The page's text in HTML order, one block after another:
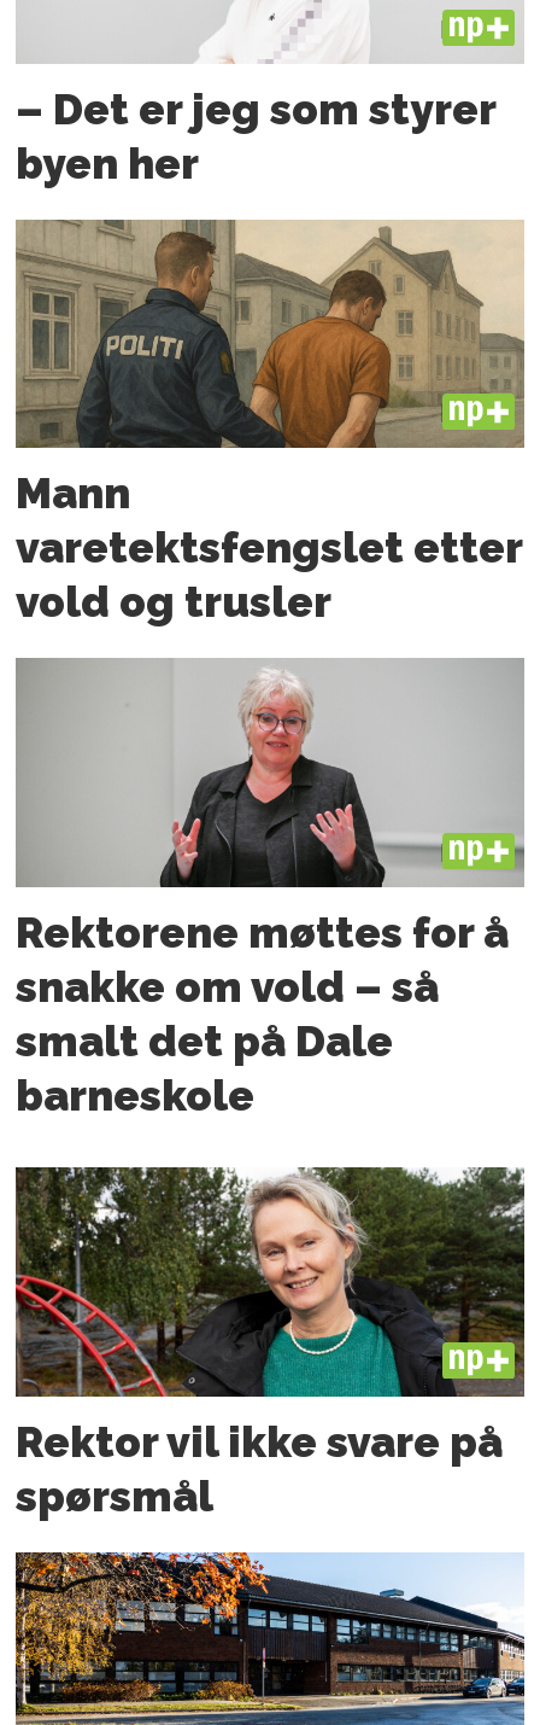
PLUS
– Det er jeg som styrer
byen her
PLUS
Mann
varetektsfengslet etter
vold og trusler
PLUS
Rektorene møttes for å
snakke om vold – så
smalt det på Dale
barneskole
PLUS
Rektor vil ikke svare på
spørsmål